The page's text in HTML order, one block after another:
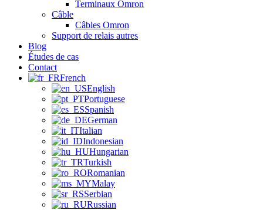
Terminaux Omron
Câble
Câbles Omron
Support de relais autres
Blog
Études de cas
Contact
French
English
Portuguese
Spanish
German
Italian
Indonesian
Hungarian
Turkish
Romanian
Malay
Serbian
Russian